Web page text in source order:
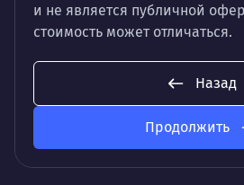
и не является публичной
стоимость может отличаться.
Назад
Продолжить